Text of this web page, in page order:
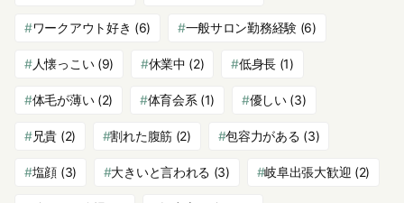
ワークアウト好き (6) 一般サロン勤務経験(6)
人懐っこい(9) 休業中 (2) 低身長 (1)
体毛が薄い(2) 体育会系 (1) 優しい(3)
兄貴 (2) 割れた腹筋(2) 包容力がある (3)
塩顔 (3) 大きいと言われる (3) 岐阜出張大歓迎 (2)